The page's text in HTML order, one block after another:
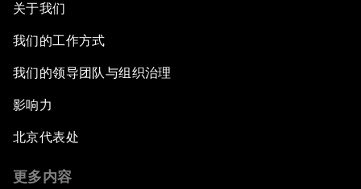
关于我们
我们的工作方式
我们的领导团队与组织治理
影响力
北京代表处
更多内容